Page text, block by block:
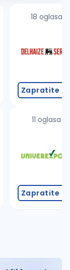
18 oglasa
Zapratite
11 oglasa
Zapratite